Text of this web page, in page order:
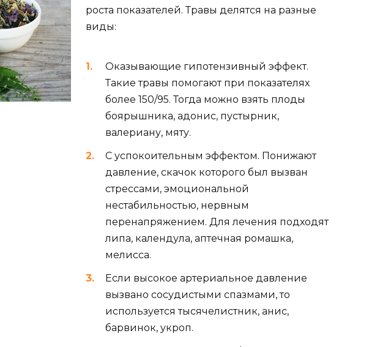
роста показателей. Травы делятся на разные
виды:
Оказывающие гипотензивный эффект.
Такие травы помогают при показателях
более 150/95. Тогда можно взять плоды
боярышника, адонис, пустырник,
валериану, мяту.
С успокоительным эффектом. Понижают
давление, скачок которого был вызван
стрессами, эмоциональной
нестабильностью, нервным
перенапряжением. Для лечения подходят
липа, календула, аптечная ромашка,
мелисса.
Если высокое артериальное давление
вызвано сосудистыми спазмами, то
используется тысячелистник, анис,
барвинок, укроп.